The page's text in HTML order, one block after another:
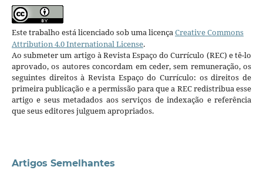
Este trabalho está licenciado sob uma licençaCreative Commons
Attribution 4.0 International License.
Ao submeter um artigo à Revista Espaço do Currículo (REC) e tê-lo
aprovado, os autores concordam em ceder, sem remuneração, os
seguintes direitos à Revista Espaço do Currículo: os direitos de
primeira publicação e a permissão para que a REC redistribua esse
artigo e seus metadados aos serviços de indexação e referência
que seus editores julguem apropriados.
Artigos Semelhantes